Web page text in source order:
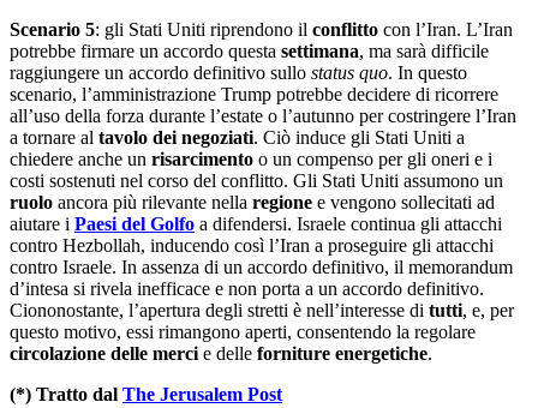
Scenario 5: gli Stati Uniti riprendono il conflitto con l’Iran. L’Iran
potrebbe firmare un accordo questa settimana, ma sarà difficile
raggiungere un accordo definitivo sullo status quo. In questo
scenario, l’amministrazione Trump potrebbe decidere di ricorrere
all’uso della forza durante l’estate o l’autunno per costringere l’Iran
a tornare al tavolo dei negoziati. Ciò induce gli Stati Uniti a
chiedere anche un risarcimento o un compenso per gli oneri e i
costi sostenuti nel corso del conflitto. Gli Stati Uniti assumono un
ruolo ancora più rilevante nella regione e vengono sollecitati ad
aiutare i Paesi del Golfo a difendersi. Israele continua gli attacchi
contro Hezbollah, inducendo così l’Iran a proseguire gli attacchi
contro Israele. In assenza di un accordo definitivo, il memorandum
d’intesa si rivela inefficace e non porta a un accordo definitivo.
Ciononostante, l’apertura degli stretti è nell’interesse di tutti, e, per
questo motivo, essi rimangono aperti, consentendo la regolare
circolazione delle merci e delle forniture energetiche.
(*) Tratto dal The Jerusalem Post